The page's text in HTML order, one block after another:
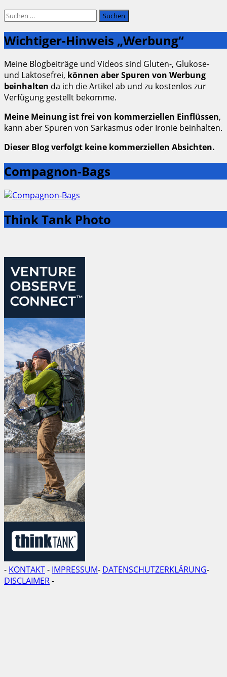
Suchen
nach:
Wichtiger-Hinweis „Werbung“
Meine Blogbeiträge und Videos sind Gluten-, Glukose-
und Laktosefrei, können aber Spuren von Werbung
beinhalten da ich die Artikel ab und zu kostenlos zur
Verfügung gestellt bekomme.
Meine Meinung ist frei von kommerziellen Einflüssen,
kann aber Spuren von Sarkasmus oder Ironie beinhalten.
Dieser Blog verfolgt keine kommerziellen Absichten.
Compagnon-Bags
Think Tank Photo
- KONTAKT- IMPRESSUM- DATENSCHUTZERKLÄRUNG-
DISCLAIMER-